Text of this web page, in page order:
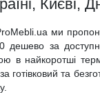
Києві,
ми
дешево за
в найкоротші
готівковий та